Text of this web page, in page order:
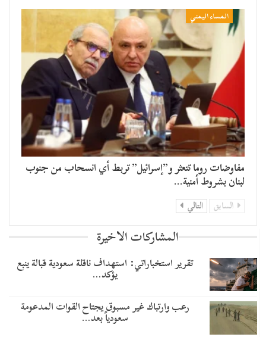
المساء اليمني
مفاوضات روما تتعثر و”إسرائيل” تربط أي انسحاب من جنوب
لبنان بشروط أمنية…
السابق التالي
المشاركات الاخيرة
تقرير استخباراتي: استهداف ناقلة سعودية قبالة ينبع
يؤكد…
رعب وارتباك غير مسبوق يجتاح القوات المدعومة
سعودياً بعد…